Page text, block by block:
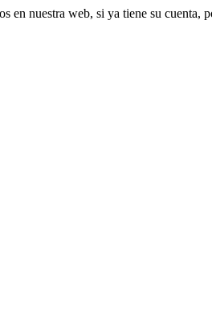
en nuestra web, si ya tiene su cuenta,